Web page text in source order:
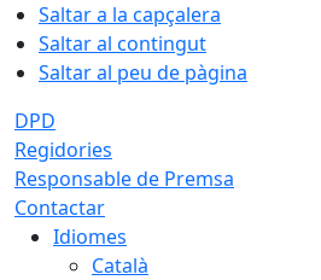
Saltar a la capçalera
Saltar al contingut
Saltar al peu de pàgina
DPD
Regidories
Responsable de Premsa
Contactar
Idiomes
Català